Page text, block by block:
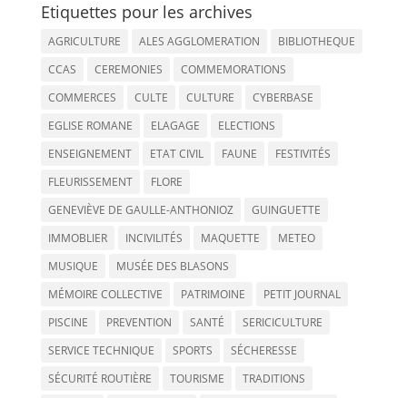
Etiquettes pour les archives
AGRICULTURE ALES AGGLOMERATION
BIBLIOTHEQUE
CCAS
CEREMONIES
COMMEMORATIONS
COMMERCES
CULTE CULTURE
CYBERBASE
EGLISE ROMANE
ELAGAGE
ELECTIONS
ENSEIGNEMENT
ETAT CIVIL FAUNE
FESTIVITÉS
FLEURISSEMENT
FLORE
GENEVIÈVE DE GAULLE-ANTHONIOZ
GUINGUETTE
IMMOBLIER
INCIVILITÉS MAQUETTE
METEO
MUSIQUE
MUSÉE DES BLASONS
MÉMOIRE COLLECTIVE
PATRIMOINE
PETIT JOURNAL
PISCINE
PREVENTION SANTÉ
SERICICULTURE
SERVICE TECHNIQUE
SPORTS
SÉCHERESSE
SÉCURITÉ ROUTIÈRE
TOURISME
TRADITIONS